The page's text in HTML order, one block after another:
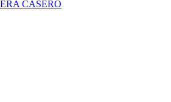
CASERO